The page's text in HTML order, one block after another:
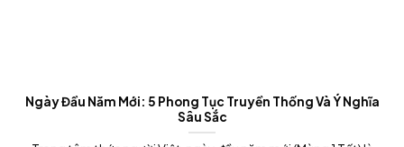
Ngày Đầu Năm Mới: 5 Phong Tục Truyền Thống Và Ý Nghĩa
Sâu Sắc